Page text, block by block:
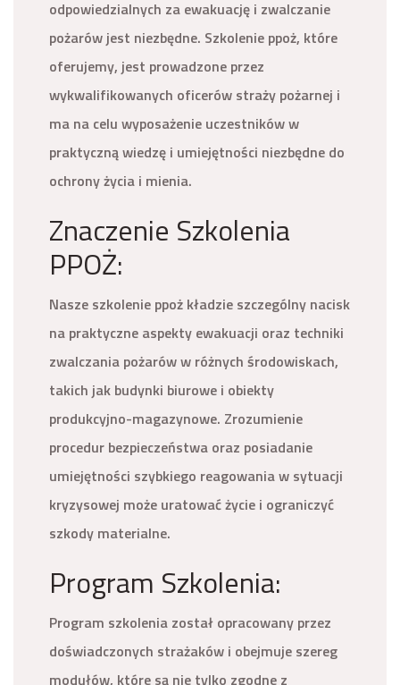
odpowiedzialnych za ewakuację i zwalczanie
pożarów jest niezbędne. Szkolenie ppoż, które
oferujemy, jest prowadzone przez
wykwalifikowanych oficerów straży pożarnej i
ma na celu wyposażenie uczestników w
praktyczną wiedzę i umiejętności niezbędne do
ochrony życia i mienia.
Znaczenie Szkolenia
PPOŻ:
Nasze szkolenie ppoż kładzie szczególny nacisk
na praktyczne aspekty ewakuacji oraz techniki
zwalczania pożarów w różnych środowiskach,
takich jak budynki biurowe i obiekty
produkcyjno-magazynowe. Zrozumienie
procedur bezpieczeństwa oraz posiadanie
umiejętności szybkiego reagowania w sytuacji
kryzysowej może uratować życie i ograniczyć
szkody materialne.
Program Szkolenia:
Program szkolenia został opracowany przez
doświadczonych strażaków i obejmuje szereg
modułów, które są nie tylko zgodne z